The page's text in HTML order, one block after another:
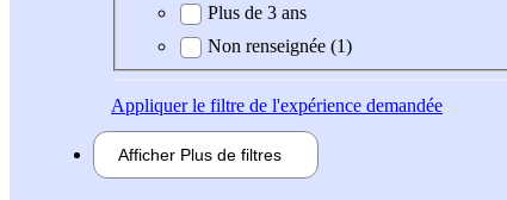
Plus de 3 ans
Non renseignée (1)
Appliquerle filtre de l'expérience demandée
Afficher Plus de filtres